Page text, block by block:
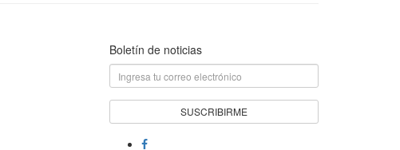
Boletín de noticias